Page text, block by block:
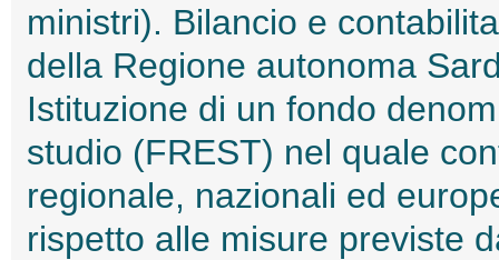
ministri). Bilancio e
della Regione autonoma
Istituzione di un fondo
studio (FREST) nel quale
regionale, nazionali ed
rispetto alle misure previste